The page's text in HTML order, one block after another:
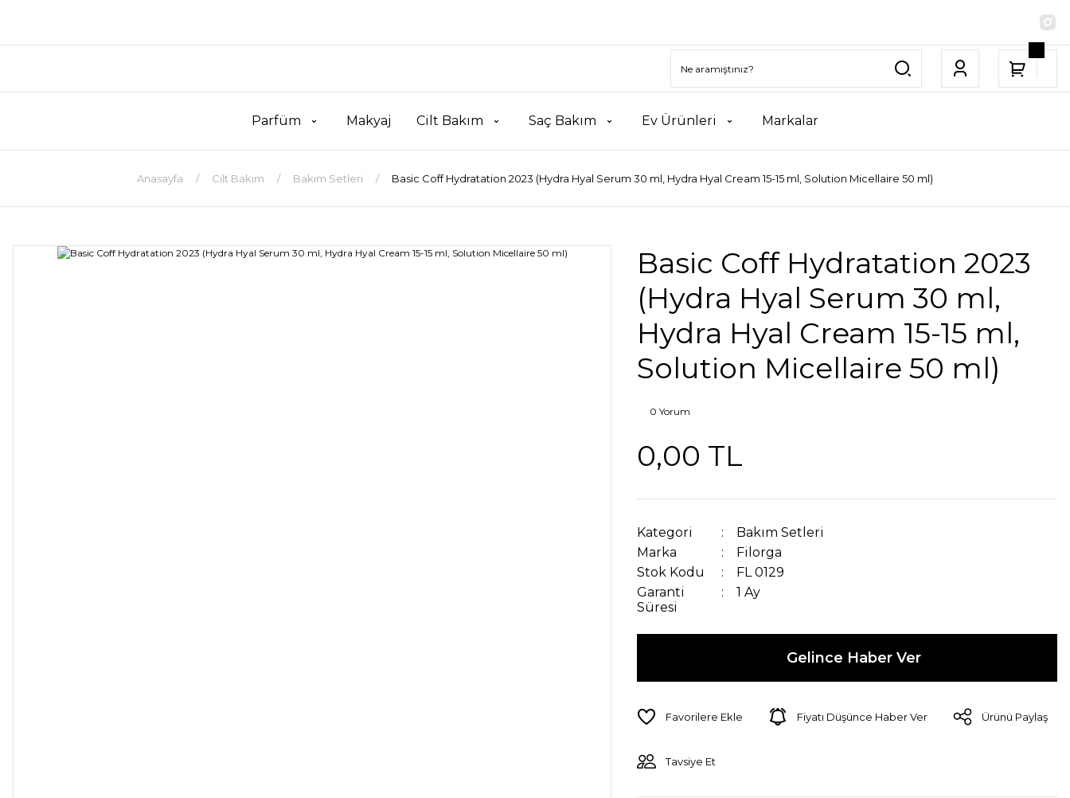
Parfüm Makyaj Cilt Bakım Saç Bakım Ev Ürünleri Markalar
Anasayfa Cilt Bakım Bakım Setleri Basic Coff Hydratation 2023 (Hydra Hyal Serum 30 ml, Hydra Hyal Cream 15-15 ml, Solution Micellaire 50 ml)
Basic Coff Hydratation 2023
(Hydra Hyal Serum 30 ml,
Hydra Hyal Cream 15-15 ml,
Solution Micellaire 50 ml)
0 Yorum
0,00 TL
Kategori
Bakım Setleri
Marka
Filorga
Stok Kodu
FL 0129
Garanti
Süresi
1 Ay
Gelince Haber Ver
Fiyatı Düşünce Haber Ver Ürünü Paylaş
Tavsiye Et